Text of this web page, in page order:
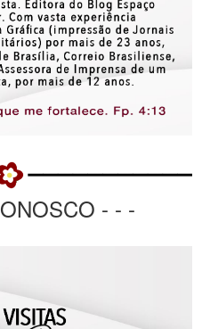
- - -